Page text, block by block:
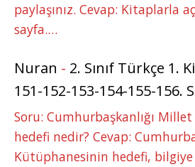
paylaşınız. Cevap: Kitaplarla
sayfa.…
Nuran - 2. Sınıf Türkçe 1.
151-152-153-154-155-156.
Soru: Cumhurbaşkanlığı
hedefi nedir? Cevap:
Kütüphanesinin hedefi,